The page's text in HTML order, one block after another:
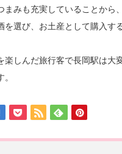
まみも充実していることから
を選び、お土産として購入す
楽しんだ旅行客で長岡駅は大